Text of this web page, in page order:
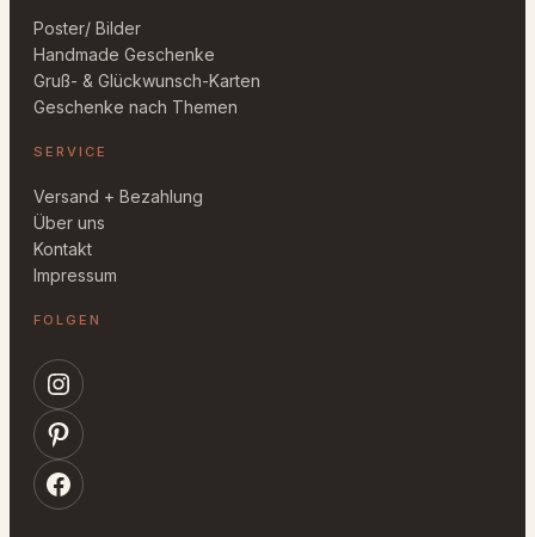
Poster/ Bilder
Handmade Geschenke
Gruß- & Glückwunsch-Karten
Geschenke nach Themen
SERVICE
Versand + Bezahlung
Über uns
Kontakt
Impressum
FOLGEN
Instagram
Pinterest
Facebook